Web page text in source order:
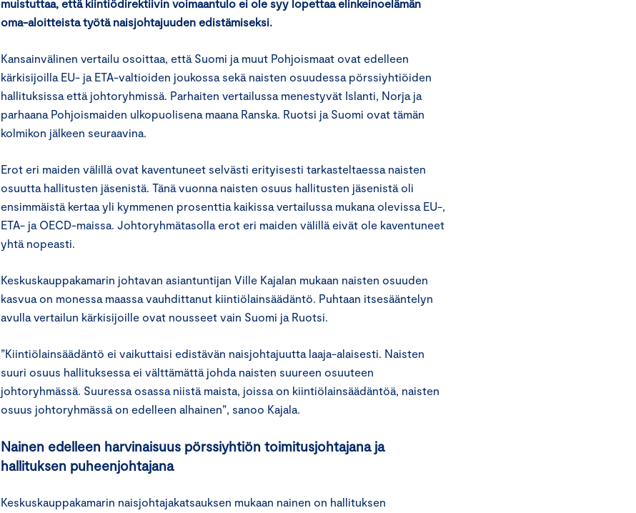
muistuttaa, että kiintiödirektiivin voimaantulo ei ole syy lopettaa elinkeinoelämän
oma-aloitteista työtä naisjohtajuuden edistämiseksi.
Kansainvälinen vertailu osoittaa, että Suomi ja muut Pohjoismaat ovat edelleen
kärkisijoilla EU- ja ETA-valtioiden joukossa sekä naisten osuudessa pörssiyhtiöiden
hallituksissa että johtoryhmissä. Parhaiten vertailussa menestyvät Islanti, Norja ja
parhaana Pohjoismaiden ulkopuolisena maana Ranska. Ruotsi ja Suomi ovat tämän
kolmikon jälkeen seuraavina.
Erot eri maiden välillä ovat kaventuneet selvästi erityisesti tarkasteltaessa naisten
osuutta hallitusten jäsenistä. Tänä vuonna naisten osuus hallitusten jäsenistä oli
ensimmäistä kertaa yli kymmenen prosenttia kaikissa vertailussa mukana olevissa EU-,
ETA- ja OECD-maissa. Johtoryhmätasolla erot eri maiden välillä eivät ole kaventuneet
yhtä nopeasti.
Keskuskauppakamarin johtavan asiantuntijan Ville Kajalan mukaan naisten osuuden
kasvua on monessa maassa vauhdittanut kiintiölainsäädäntö. Puhtaan itsesääntelyn
avulla vertailun kärkisijoille ovat nousseet vain Suomi ja Ruotsi.
”Kiintiölainsäädäntö ei vaikuttaisi edistävän naisjohtajuutta laaja-alaisesti. Naisten
suuri osuus hallituksessa ei välttämättä johda naisten suureen osuuteen
johtoryhmässä. Suuressa osassa niistä maista, joissa on kiintiölainsäädäntöä, naisten
osuus johtoryhmässä on edelleen alhainen”, sanoo Kajala.
Nainen edelleen harvinaisuus pörssiyhtiön toimitusjohtajana ja
hallituksen puheenjohtajana
Keskuskauppakamarin naisjohtajakatsauksen mukaan nainen on hallituksen